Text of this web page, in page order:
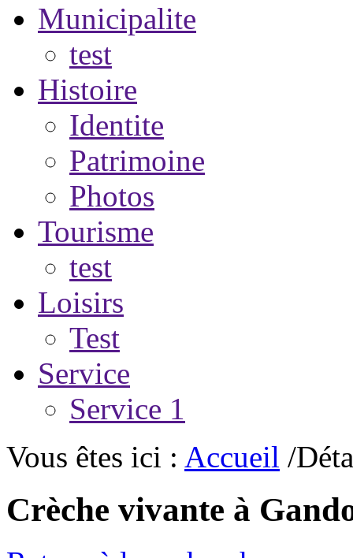
Municipalite
test
Histoire
Identite
Patrimoine
Photos
Tourisme
test
Loisirs
Test
Service
Service 1
Vous êtes ici : Accueil /
Crèche vivante à